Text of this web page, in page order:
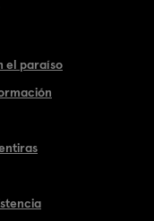
el paraíso